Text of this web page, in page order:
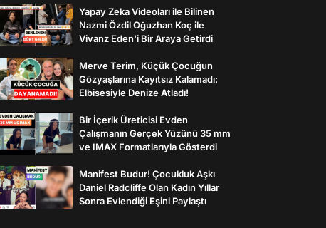
Yapay Zeka Videoları ile Bilinen
Nazmi Özdil Oğuzhan Koç ile
Vivanz Eden'i Bir Araya Getirdi
Merve Terim, Küçük Çocuğun
Gözyaşlarına Kayıtsız Kalamadı:
Elbisesiyle Denize Atladı!
Bir İçerik Üreticisi Evden
Çalışmanın Gerçek Yüzünü 35 mm
ve IMAX Formatlarıyla Gösterdi
Manifest Budur! Çocukluk Aşkı
Daniel Radcliffe Olan Kadın Yıllar
Sonra Evlendiği Eşini Paylaştı